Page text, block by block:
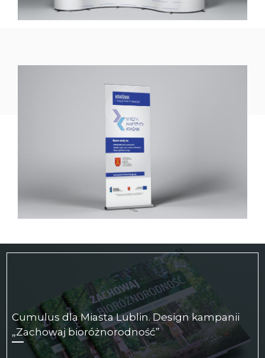
Cumulus dla Miasta Lublin. Design kampanii
„Zachowaj bioróżnorodność”